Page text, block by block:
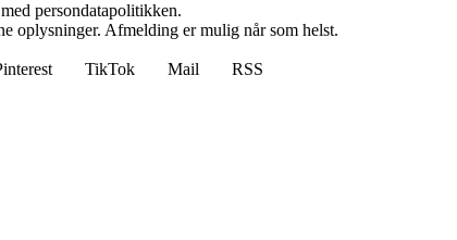
persondatapolitikken.
oplysninger. Afmelding er mulig når som helst.
TikTok Mail
RSS